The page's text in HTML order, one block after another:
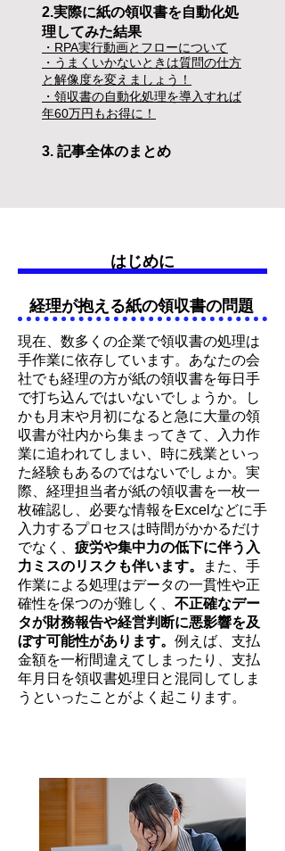
2.実際に紙の領収書を自動化処
理してみた結果
・RPA実行動画とフローについて
・うまくいかないときは質問の仕方
と解像度を変えましょう！
・領収書の自動化処理を導入すれば
年60万円もお得に！
3. 記事全体のまとめ
はじめに
現在、数多くの企業で領収書の処理は
手作業に依存しています。あなたの会
社でも経理の方が紙の領収書を毎日手
で打ち込んではいないでしょうか。し
かも月末や月初になると急に大量の領
収書が社内から集まってきて、入力作
業に追われてしまい、時に残業といっ
た経験もあるのではないでしょか。実
際、経理担当者が紙の領収書を一枚一
枚確認し、必要な情報をExcelなどに手
入力するプロセスは時間がかかるだけ
でなく、 疲労や集中力の低下に伴う入
力ミスのリスクも伴います。
また、手
作業による処理はデータの一貫性や正
確性を保つのが難しく、 不正確なデー
タが財務報告や経営判断に悪影響を及
ぼす可能性があります。 例えば、支払
金額を一桁間違えてしまったり、支払
年月日を領収書処理日と混同してしま
うといったことがよく起こります。
経理が抱える紙の領収書の問題